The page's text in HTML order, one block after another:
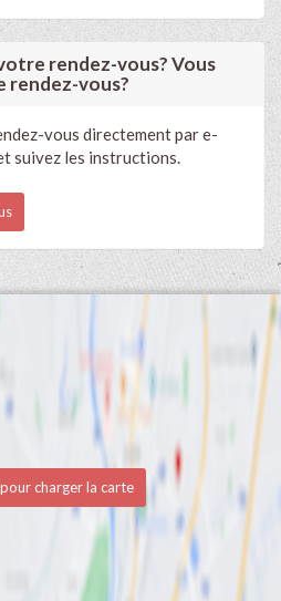
rendez-vous? Vous
rendez-vous?
vous directement par e-
suivez les instructions.
charger la carte